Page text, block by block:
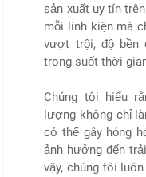
sản xuất uy tín
mỗi linh kiện mà
vượt trội, độ bền
trong suốt thời
Chúng tôi hiểu
lượng không chỉ
có thể gây hỏng
ảnh hưởng đến
vậy, chúng tôi